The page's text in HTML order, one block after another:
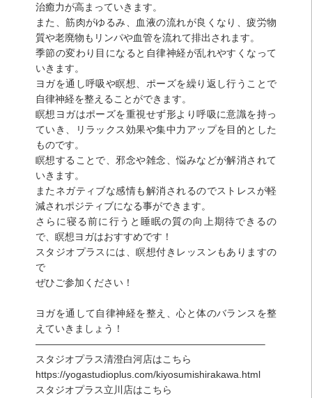
治癒力が高まっていきます。
また、筋肉がゆるみ、血液の流れが良くなり、疲労物
質や老廃物もリンパや血管を流れて排出されます。
季節の変わり目になると自律神経が乱れやすくなって
いきます。
ヨガを通し呼吸や瞑想、ポーズを繰り返し行うことで
自律神経を整えることができます。
瞑想ヨガはポーズを重視せず形より呼吸に意識を持っ
ていき、リラックス効果や集中力アップを目的とした
ものです。
瞑想することで、邪念や雑念、悩みなどが解消されて
いきます。
またネガティブな感情も解消されるのでストレスが軽
減されポジティブになる事ができます。
さらに寝る前に行うと睡眠の質の向上期待できるの
で、瞑想ヨガはおすすめです！
スタジオプラスには、瞑想付きレッスンもありますの
で
ぜひご参加ください！
ヨガを通して自律神経を整え、心と体のバランスを整
えていきましょう！
———————————————————————–
スタジオプラス清澄白河店はこちら
https://yogastudioplus.com/kiyosumishirakawa.html
スタジオプラス立川店はこちら